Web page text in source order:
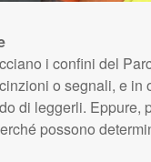
i confini del
o segnali, e
di leggerli.
possono